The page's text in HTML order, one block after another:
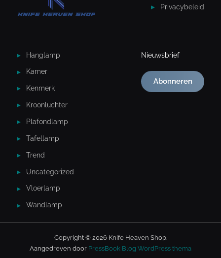
Privacybeleid
Hanglamp
Kamer
Kenmerk
Kroonluchter
Plafondlamp
Tafellamp
Trend
Uncategorized
Vloerlamp
Wandlamp
Nieuwsbrief
Abonneren
Copyright © 2026 Knife Heaven Shop.
Aangedreven door PressBook Blog WordPress thema